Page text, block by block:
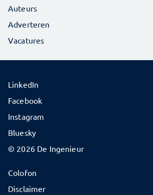
Auteurs
Adverteren
Vacatures
© 2026 De Ingenieur
Colofon
Disclaimer
LinkedIn
Facebook
Instagram
Bluesky